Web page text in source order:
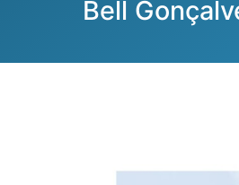
Bell